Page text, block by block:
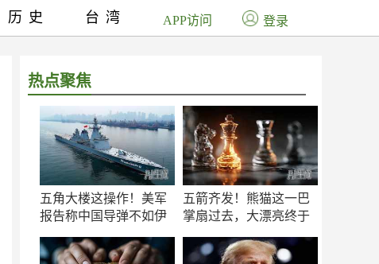
热点聚焦
五角大楼这操作！美军
报告称中国导弹不如伊
五箭齐发！熊猫这一巴
掌扇过去，大漂亮终于
历史 台湾 APP访问 登录